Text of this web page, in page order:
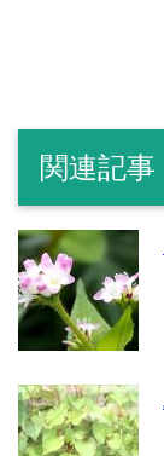
関連記事